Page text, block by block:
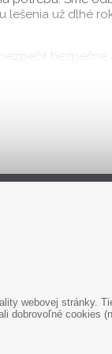
lešenia už dlhé
bezpečné
webovej stránky.
dobrovoľné cookies